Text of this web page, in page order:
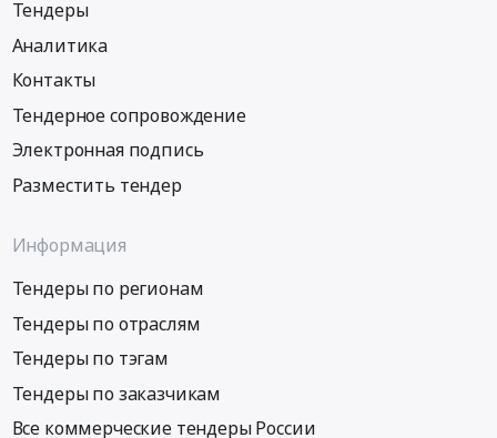
Тендеры
Аналитика
Контакты
Тендерное сопровождение
Электронная подпись
Разместить тендер
Информация
Тендеры по регионам
Тендеры по отраслям
Тендеры по тэгам
Тендеры по заказчикам
Все коммерческие тендеры России